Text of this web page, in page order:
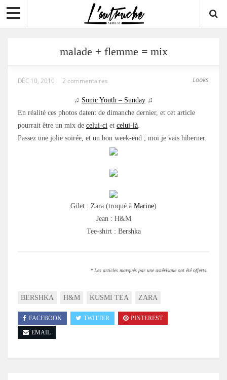
malade + flemme = mix
Looks
DÉC 10, 2010 2 commentaires
♫ Sonic Youth – Sunday ♫
En réalité ces photos datent de dimanche dernier, et cet article
pourrait être un mix de celui-ci et celui-là.
Passez une jolie soirée, et un bon week-end ; moi je vais hiberner.
Gilet : Zara (troqué à Marine)
Jean : H&M
Tee-shirt : Bershka
* Les articles marqués par une astérisque ont été offerts.
BERSHKA H&M KUSMI TEA ZARA
FACEBOOK TWITTER
PINTEREST
EMAIL